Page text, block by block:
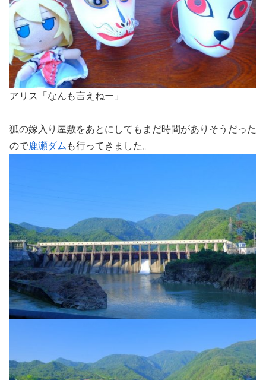
アリス「なんも言えねー」
狐の嫁入り屋敷をあとにしてもまだ時間がありそうだった
ので鹿瀬ダム も行ってきました。